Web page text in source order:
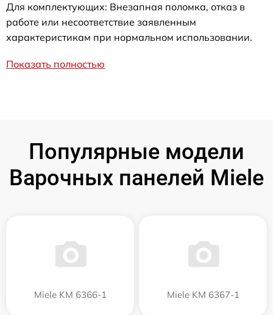
Для комплектующих: Внезапная поломка, отказ в
работе или несоответствие заявленным
характеристикам при нормальном использовании.
Показать полностью
Популярные модели
Варочных панелей Miele
Miele KM 6366-1 Miele KM 6367-1